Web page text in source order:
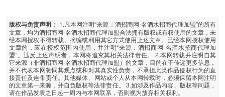
版权与免责声明： 1.凡本网注明“来源：酒招商网-名酒水招商代理加盟”的所有
文章，均为酒招商网-名酒水招商代理加盟合法拥有版权或有权使用的文章，未
经本网授权不得转载、摘编或利用其它方式使用上述文章。已经本网授权使用
文章的，应在授权范围内使用，并注明“来源：酒招商网-名酒水招商代理加
盟”。违反上述声明者，本网将追究其相关法律责任。 2.本网转载并注明自其
它来源（非酒招商网-名酒水招商代理加盟）的文章，目的在于传递更多信息，
并不代表本网赞同其观点或和对其真实性负责，不承担此类作品侵权行为的直
接责任及连带责任。其他媒体、网站或个人从本网转载时，必须保留本网注明
的文章第一来源，并自负版权等法律责任。 3.如涉及作品内容、版权等问题，
请在作品发表之日起一周内与本网联系，否则视为放弃相关权利。